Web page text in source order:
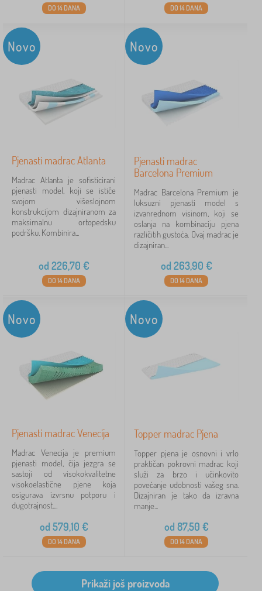
DO 14 DANA DO 14 DANA
Novo
Pjenasti madrac Atlanta
Madrac Atlanta je sofisticirani
pjenasti model, koji se ističe
svojom višeslojnom
konstrukcijom dizajniranom za
maksimalnu ortopedsku
podršku. Kombinira...
od 226,70 €
DO 14 DANA
Novo
Pjenasti madrac
Barcelona Premium
Madrac Barcelona Premium je
luksuzni pjenasti model s
izvanrednom visinom, koji se
oslanja na kombinaciju pjena
različitih gustoća. Ovaj madrac je
dizajniran...
od 263,90 €
DO 14 DANA
Novo
Pjenasti madrac Venecija
Madrac Venecija je premium
pjenasti model, čija jezgra se
sastoji od visokokvalitetne
visokoelastične pjene koja
osigurava izvrsnu potporu i
dugotrajnost....
od 579,10 €
DO 14 DANA
Novo
Topper madrac Pjena
Topper pjena je osnovni i vrlo
praktičan pokrovni madrac koji
služi za brzo i učinkovito
povećanje udobnosti vašeg sna.
Dizajniran je tako da izravna
manje...
od 87,50 €
DO 14 DANA